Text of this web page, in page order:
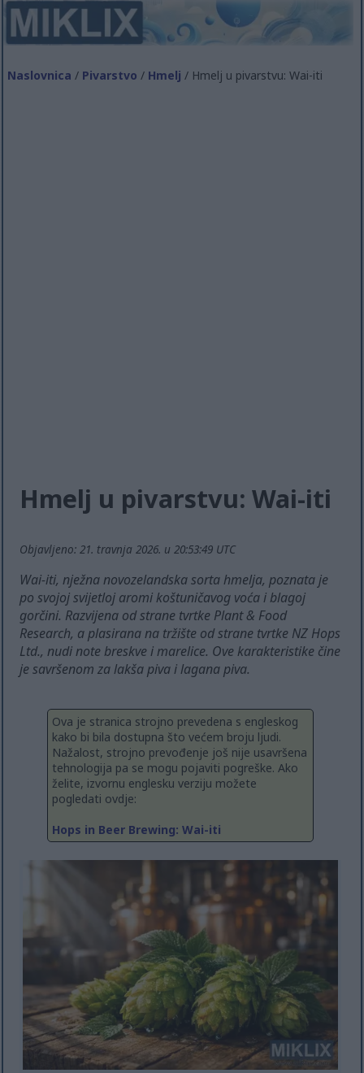
Naslovnica / Pivarstvo / Hmelj / Hmelj u pivarstvu: Wai-iti
Hmelj u pivarstvu: Wai-iti
Objavljeno: 21. travnja 2026. u 20:53:49 UTC
Wai-iti, nježna novozelandska sorta hmelja, poznata je
po svojoj svijetloj aromi koštuničavog voća i blagoj
gorčini. Razvijena od strane tvrtke Plant & Food
Research, a plasirana na tržište od strane tvrtke NZ Hops
Ltd., nudi note breskve i marelice. Ove karakteristike čine
je savršenom za lakša piva i lagana piva.
Ova je stranica strojno prevedena s engleskog
kako bi bila dostupna što većem broju ljudi.
Nažalost, strojno prevođenje još nije usavršena
tehnologija pa se mogu pojaviti pogreške. Ako
želite, izvornu englesku verziju možete
pogledati ovdje:
Hops in Beer Brewing: Wai-iti